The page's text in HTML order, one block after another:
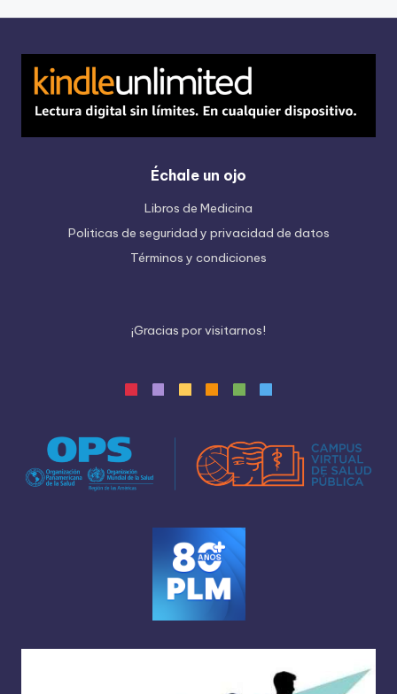
Échale un ojo
Libros de Medicina
Politicas de seguridad y privacidad de datos
Términos y condiciones
¡Gracias porvisitarnos!